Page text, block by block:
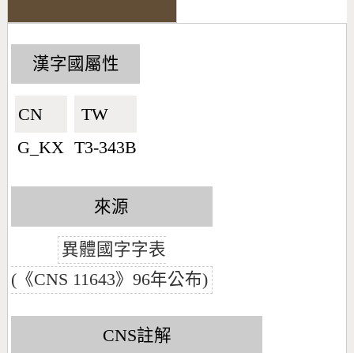
漢字國屬性
CN🇨🇳
G_KX
TW🇹🇼
T3-343B
來源
異體國字字表
(《CNS 11643》96年公布)
CNS註解